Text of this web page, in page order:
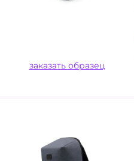
заказать образец